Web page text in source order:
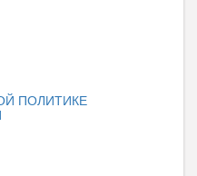
ПОЛИТИКЕ